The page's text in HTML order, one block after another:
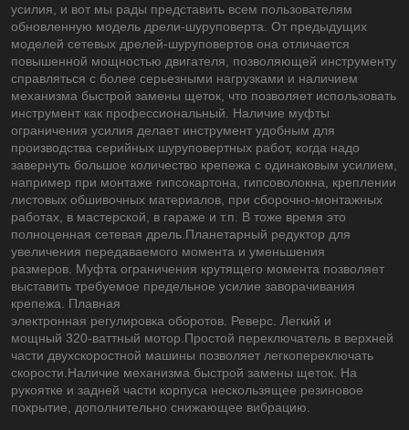
усилия, и вот мы рады представить всем пользователям
обновленную модель дрели-шуруповерта. От предыдущих
моделей сетевых дрелей-шуруповертов она отличается
повышенной мощностью двигателя, позволяющей инструменту
справляться с более серьезными нагрузками и наличием
механизма быстрой замены щеток, что позволяет использовать
инструмент как профессиональный. Наличие муфты
ограничения усилия делает инструмент удобным для
производства серийных шуруповертных работ, когда надо
завернуть большое количество крепежа с одинаковым усилием,
например при монтаже гипсокартона, гипсоволокна, креплении
листовых обшивочных материалов, при сборочно-монтажных
работах, в мастерской, в гараже и т.п. В тоже время это
полноценная сетевая дрель.Планетарный редуктор для
увеличения передаваемого момента и уменьшения
размеров. Муфта ограничения крутящего момента позволяет
выставить требуемое предельное усилие заворачивания
крепежа. Плавная
электронная регулировка оборотов. Реверс. Легкий и
мощный 320-ваттный мотор.Простой переключатель в верхней
части двухскоростной машины позволяет легкопереключать
скорости.Наличие механизма быстрой замены щеток. На
рукоятке и задней части корпуса нескользящее резиновое
покрытие, дополнительно снижающее вибрацию.